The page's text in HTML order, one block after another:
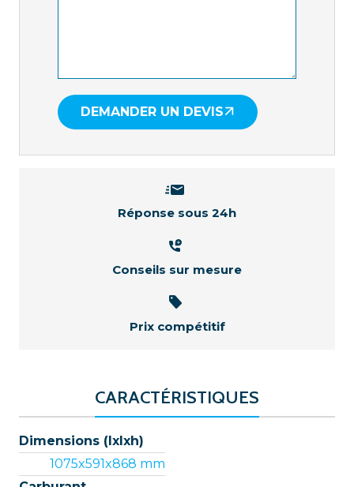
DEMANDER UN DEVIS
Réponse sous 24h
Conseils sur mesure
Prix compétitif
CARACTÉRISTIQUES
Dimensions (lxlxh)
1075x591x868 mm